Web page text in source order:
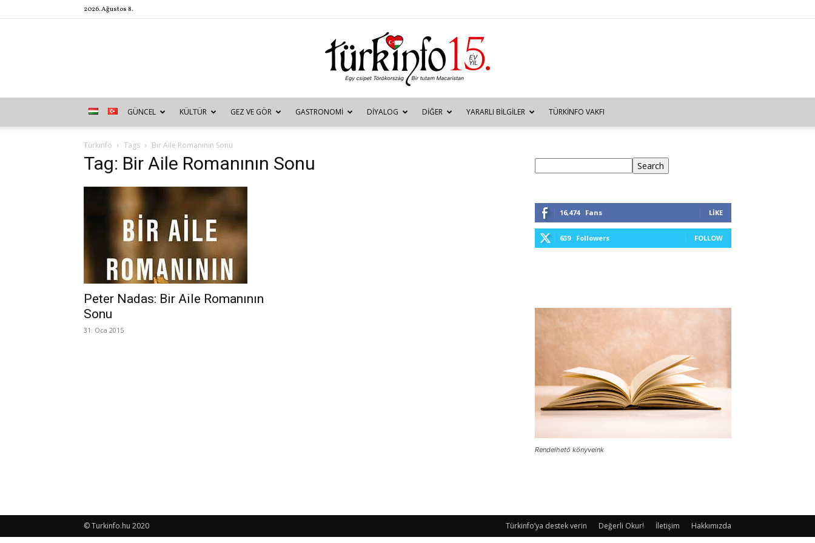
2026. Ağustos 8.
Türkinfo
GÜNCEL KÜLTÜR GEZ VE GÖR GASTRONOMI DIYALOG DIĞER YARARLI BILGILER TÜRKINFO VAKFI
Türkinfo Tags Bir Aile Romanının Sonu
Tag: Bir Aile Romanının Sonu
Peter Nadas: Bir Aile Romanının
Sonu
31. Oca 2015
Search
16,474 Fans LIKE
639 Followers FOLLOW
Rendelhető könyveink
Türkinfo’ya destek verin Değerli Okur! İletişim Hakkımızda
© Turkinfo.hu 2020